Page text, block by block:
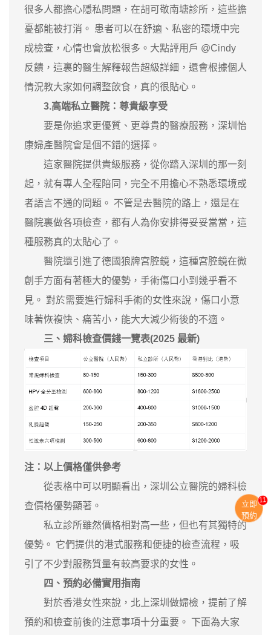
很多人都擔心隱私問題，在胡可敬南塘診所，這些擔
憂都能被打消。 患者可以在舒適、私密的環境中完
成檢查，心情也會放松很多。大點評用戶 @Cindy
反饋，這裏的醫生解釋報告超級詳細，還會根據個人
情況教大家如何調整飲食，真的很貼心。
3.高端私立醫院：尊貴級享受
要是你追求更優質、更尊貴的醫療服務，深圳怡
康婦產醫院會是個不錯的選擇。
這家醫院提供貴級服務，從你踏入深圳的那一刻
起，就有專人全程陪同，完全不用擔心不熟悉環境或
者語言不通的問題。 不管是去醫院的路上，還是在
醫院裏做各項檢查，都有人為你安排得妥妥當當，這
種服務真的太貼心了。
醫院還引進了德國狼牌宮腔鏡，這種宮腔鏡在微
創手方面有著極大的優勢，手術傷口小到幾乎看不
見。 對於需要進行婦科手術的女性來說，傷口小意
味著恢複快、痛苦小，能大大減少術後的不適。
三、婦科檢查價錢一覽表(2025 最新)
注：以上價格僅供參考
從表格中可以明顯看出，深圳公立醫院的婦科檢
查價格優勢顯著。
私立診所雖然價格相對高一些，但也有其獨特的
優勢。 它們提供的港式服務和便捷的檢查流程，吸
引了不少對服務質量有較高要求的女性。
四、預約必備實用指南
對於香港女性來說，北上深圳做婦檢，提前了解
預約和檢查前後的注意事項十分重要。 下面為大家
立即
預約
11